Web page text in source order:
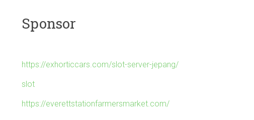
Sponsor
https://exhorticcars.com/slot-server-jepang/
slot
https://everettstationfarmersmarket.com/